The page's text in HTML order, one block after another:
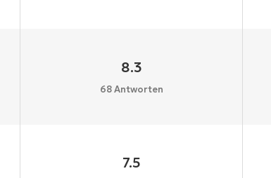
8.3
68 Antworten
7.5